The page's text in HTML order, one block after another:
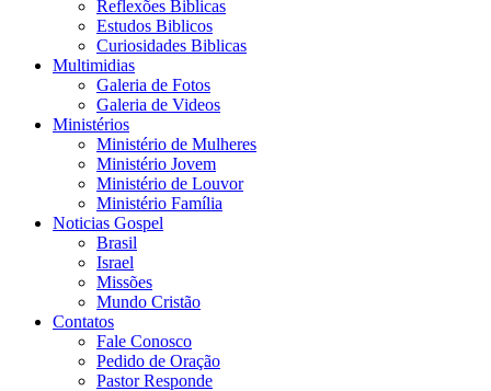
Reflexões Biblicas
Estudos Biblicos
Curiosidades Biblicas
Multimidias
Galeria de Fotos
Galeria de Videos
Ministérios
Ministério de Mulheres
Ministério Jovem
Ministério de Louvor
Ministério Família
Noticias Gospel
Brasil
Israel
Missões
Mundo Cristão
Contatos
Fale Conosco
Pedido de Oração
Pastor Responde